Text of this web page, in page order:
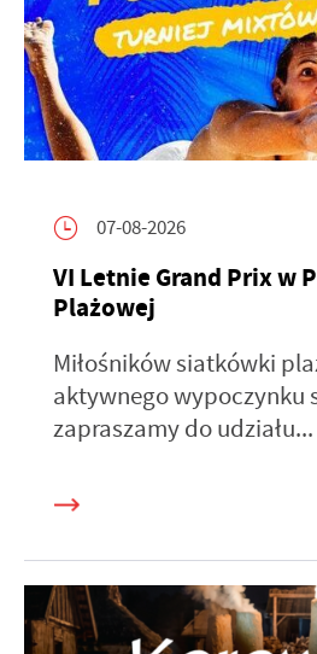
07-08-2026
VI Letnie Grand Prix w
Plażowej
Miłośników siatkówki
aktywnego wypoczynku
zapraszamy do udziału...